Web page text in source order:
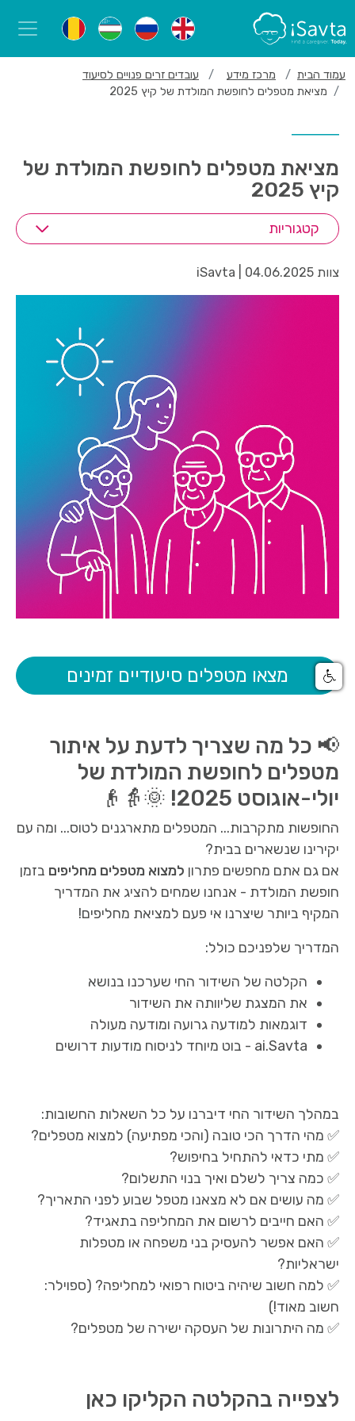
עמוד הבית מרכז מידע
עובדים זרים פנויים לסיעוד
מציאת מטפלים לחופשת המולדת של קיץ 2025
מציאת מטפלים לחופשת המולדת של
קיץ 2025
קטגוריות
צוות iSavta | 04.06.2025
מצאו מטפלים סיעודיים זמינים
📢 כל מה שצריך לדעת על איתור
מטפלים לחופשת המולדת של
יולי-אוגוסט 2025! 🌞👵👴
החופשות מתקרבות... המטפלים מתארגנים לטוס... ומה עם
יקירינו שנשארים בבית?
אם גם אתם מחפשים פתרון למצוא מטפלים מחליפים בזמן
חופשת המולדת - אנחנו שמחים להציג את המדריך
המקיף ביותר שיצרנו אי פעם למציאת מחליפים!
המדריך שלפניכם כולל:
הקלטה של השידור החי שערכנו בנושא
את המצגת שליוותה את השידור
דוגמאות למודעה גרועה ומודעה מעולה
ai.Savta - בוט מיוחד לניסוח מודעות דרושים
במהלך השידור החי דיברנו על כל השאלות החשובות:
✅ מהי הדרך הכי טובה (והכי מפתיעה) למצוא מטפלים?
✅ מתי כדאי להתחיל בחיפוש?
✅ כמה צריך לשלם ואיך בנוי התשלום?
✅ מה עושים אם לא מצאנו מטפל שבוע לפני התאריך?
✅ האם חייבים לרשום את המחליפה בתאגיד?
✅ האם אפשר להעסיק בני משפחה או מטפלות
ישראליות?
✅ למה חשוב שיהיה ביטוח רפואי למחליפה? (ספוילר:
חשוב מאוד!)
✅ מה היתרונות של העסקה ישירה של מטפלים?
לצפייה בהקלטה הקליקו כאן